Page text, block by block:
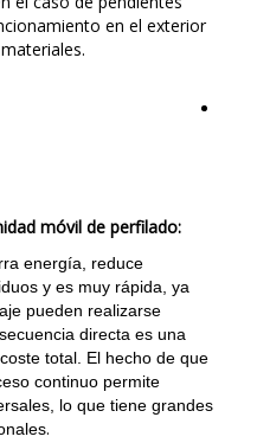
en el exterior
móvil de perfilado:
energía, reduce
y es muy rápida, ya
pueden realizarse
directa es una
total. El hecho de que
continuo permite
lo que tiene grandes
.